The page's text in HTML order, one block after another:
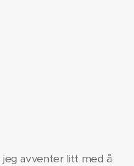
avventer litt med å